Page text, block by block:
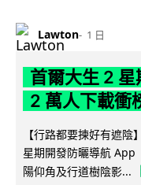
Lawton 1 日
首爾大生 2
2 萬人下載衝
【行路都要揀好有遮
星期開發防曬導航 App
陽仰角及行道樹陰影...